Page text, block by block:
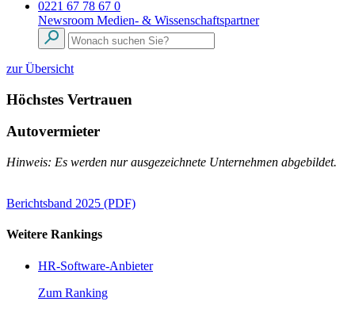
0221 67 78 67 0
Newsroom Medien- & Wissenschaftspartner
zur Übersicht
Höchstes Vertrauen
Autovermieter
Hinweis: Es werden nur ausgezeichnete Unternehmen abgebildet.
Berichtsband 2025 (PDF)
Weitere Rankings
HR-Software-Anbieter
Zum Ranking